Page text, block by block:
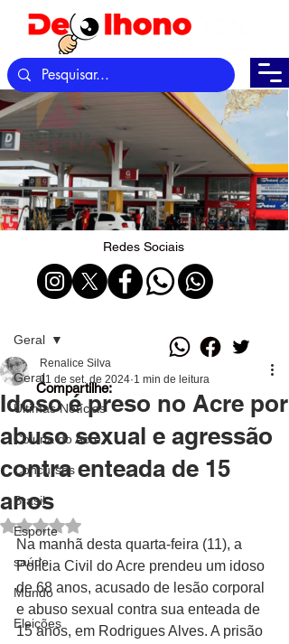
Redes Sociais
Geral
Últimas Notícias
Coluna do Acre
Concursos
Brasil
Esporte
saúde
Mundo
Eleições
Geral
Idoso é preso no Acre por
abuso sexual e agressão
contra enteada de 15
anos
Renalice Silva
11 de set. de 2024 1 min de leitura
Avaliado com NaN de 5 estrelas.
Na manhã desta quarta-feira (11), a
Polícia Civil do Acre prendeu um idoso
de 68 anos, acusado de lesão corporal
e abuso sexual contra sua enteada de
15 anos, em Rodrigues Alves. A prisão
Compartilhe: